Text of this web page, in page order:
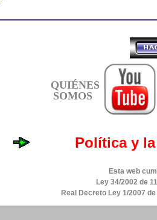
QUIÉNES
SOMOS
Política y
Esta web
Ley 34/2002 de
Real Decreto Ley 1/2007